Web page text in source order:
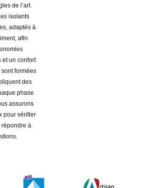
de l’art.
isolants
adaptés à
afin
et un confort
formées
des
phase
assurons
pour vérifier
à